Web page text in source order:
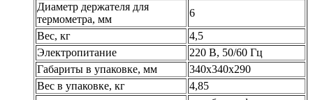
Диаметр держателя для
термометра, мм
6
Вес, кг
4,5
Электропитание
220 В, 50/60 Гц
Габариты в упаковке, мм
340х340х290
Вес в упаковке, кг
4,85